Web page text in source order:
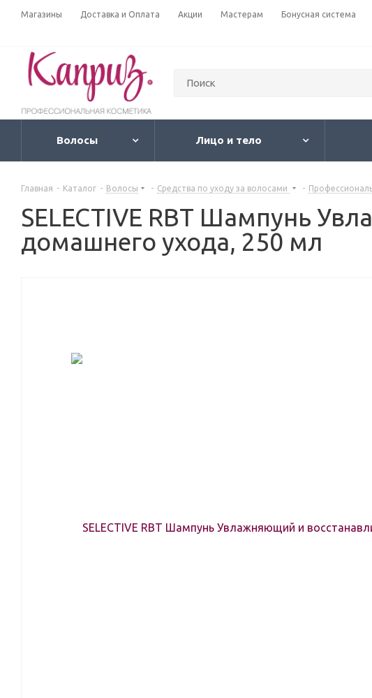
Магазины Доставка и Оплата Акции Мастерам Бонусная система
Волосы Лицо и тело
Главная - Каталог - Волосы - Средства по уходу за волосами -
SELECTIVE RBT Шампунь
домашнего ухода, 250 мл